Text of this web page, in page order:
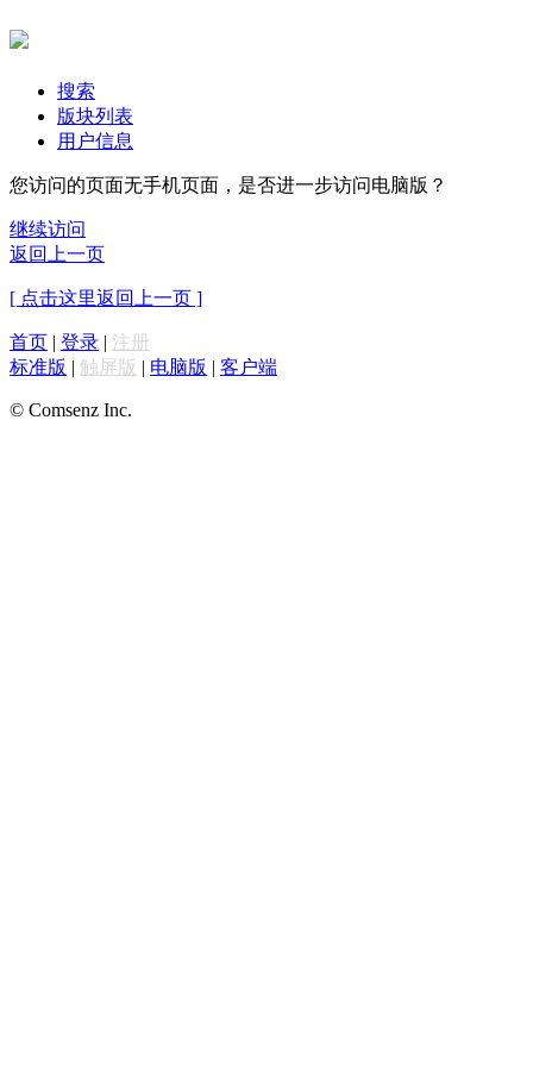
搜索
版块列表
用户信息
您访问的页面无手机页面，是否进一步访问电脑版？
继续访问
返回上一页
[ 点击这里返回上一页 ]
首页 | 登录 | 注册
标准版 | 触屏版 | 电脑版 | 客户端
© Comsenz Inc.